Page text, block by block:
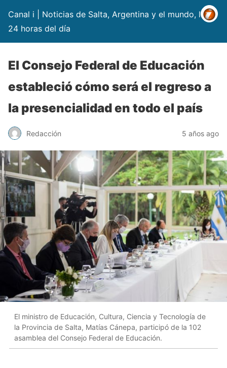
Canal i | Noticias de Salta, Argentina y el mundo, las
24 horas del día
El Consejo Federal de Educación
estableció cómo será el regreso a
la presencialidad en todo el país
Redacción 5 años ago
El ministro de Educación, Cultura, Ciencia y Tecnología de
la Provincia de Salta, Matías Cánepa, participó de la 102
asamblea del Consejo Federal de Educación.